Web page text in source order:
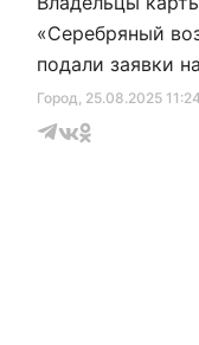
Город, 25.08.2025 11:24
«Серебряный
подали заявки
сертификата
музеев